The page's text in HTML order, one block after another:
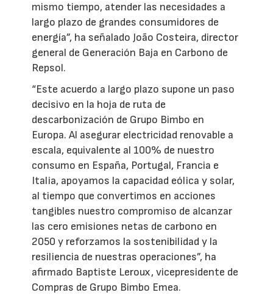
mismo tiempo, atender las necesidades a
largo plazo de grandes consumidores de
energía”, ha señalado João Costeira, director
general de Generación Baja en Carbono de
Repsol.
“Este acuerdo a largo plazo supone un paso
decisivo en la hoja de ruta de
descarbonización de Grupo Bimbo en
Europa. Al asegurar electricidad renovable a
escala, equivalente al 100% de nuestro
consumo en España, Portugal, Francia e
Italia, apoyamos la capacidad eólica y solar,
al tiempo que convertimos en acciones
tangibles nuestro compromiso de alcanzar
las cero emisiones netas de carbono en
2050 y reforzamos la sostenibilidad y la
resiliencia de nuestras operaciones”, ha
afirmado Baptiste Leroux, vicepresidente de
Compras de Grupo Bimbo Emea.